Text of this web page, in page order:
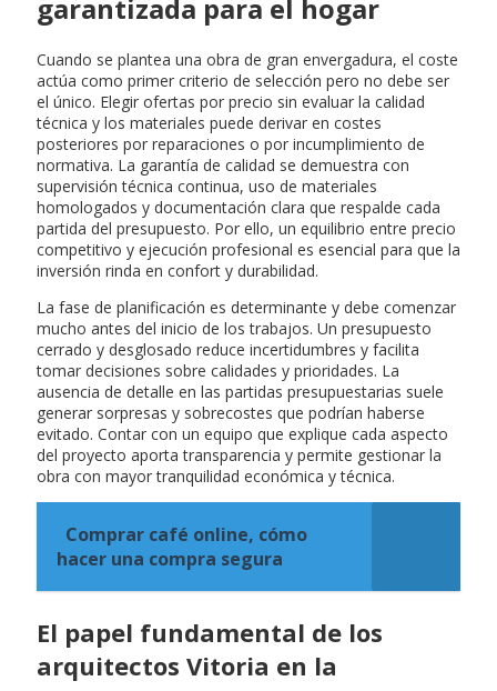
garantizada para el hogar
Cuando se plantea una obra de gran envergadura, el coste
actúa como primer criterio de selección pero no debe ser
el único. Elegir ofertas por precio sin evaluar la calidad
técnica y los materiales puede derivar en costes
posteriores por reparaciones o por incumplimiento de
normativa. La garantía de calidad se demuestra con
supervisión técnica continua, uso de materiales
homologados y documentación clara que respalde cada
partida del presupuesto. Por ello, un equilibrio entre precio
competitivo y ejecución profesional es esencial para que la
inversión rinda en confort y durabilidad.
La fase de planificación es determinante y debe comenzar
mucho antes del inicio de los trabajos. Un presupuesto
cerrado y desglosado reduce incertidumbres y facilita
tomar decisiones sobre calidades y prioridades. La
ausencia de detalle en las partidas presupuestarias suele
generar sorpresas y sobrecostes que podrían haberse
evitado. Contar con un equipo que explique cada aspecto
del proyecto aporta transparencia y permite gestionar la
obra con mayor tranquilidad económica y técnica.
Comprar café online, cómo
hacer una compra segura
El papel fundamental de los
arquitectos Vitoria en la